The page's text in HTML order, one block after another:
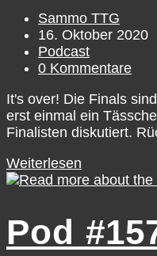
Sammo TTG
16. Oktober 2020
Podcast
0 Kommentare
It's over! Die Finals
erst einmal ein
Finalisten diskutiert.
Weiterlesen
Pod